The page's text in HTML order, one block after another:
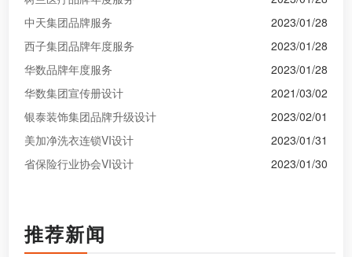
2023/01/28
中天集团品牌服务
2023/01/28
西子集团品牌年度服务
2023/01/28
华数品牌年度服务
2021/03/02
华数集团宣传册设计
2023/02/01
银泰装饰集团品牌升级设计
2023/01/31
美加净洗衣连锁VI设计
2023/01/30
省保险行业协会VI设计
推荐新闻